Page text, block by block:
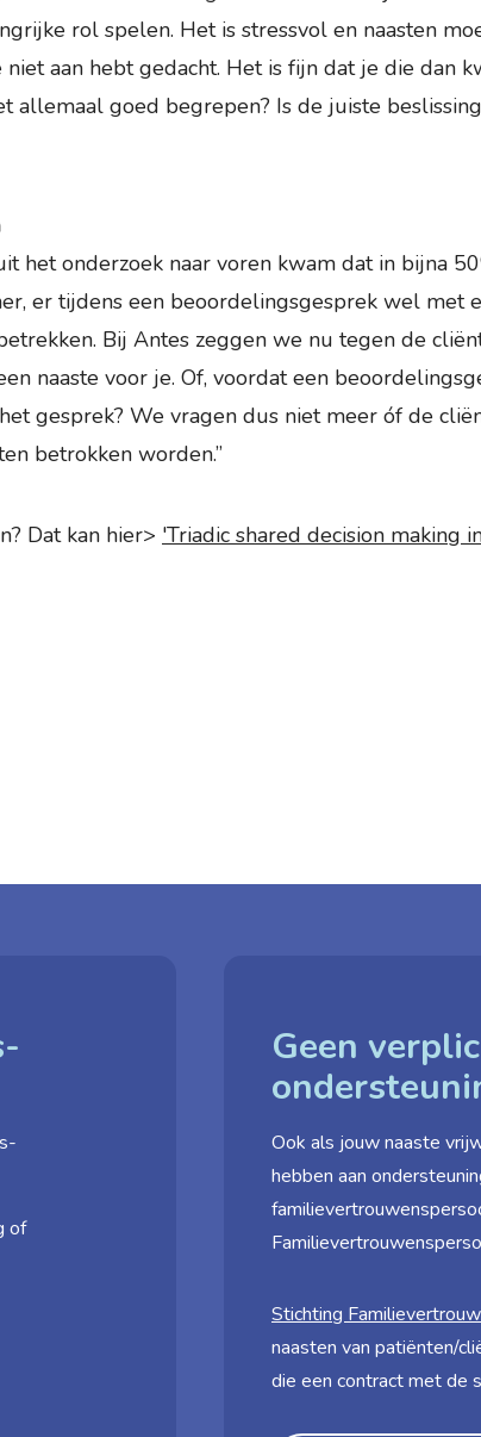
rol spelen. Het is stressvol en naasten
aan hebt gedacht. Het is fijn dat je die dan
allemaal goed begrepen? Is de juiste
het onderzoek naar voren kwam dat in bijna
er tijdens een beoordelingsgesprek wel met
Bij Antes zeggen we nu tegen de
naaste voor je. Of, voordat een
gesprek? We vragen dus niet meer óf de
betrokken worden.”
Dat kan hier> 'Triadic shared decision making
of
Geen
Ook als jouw naaste
hebben aan
Stichting
naasten van patiënten/
die een contract met de